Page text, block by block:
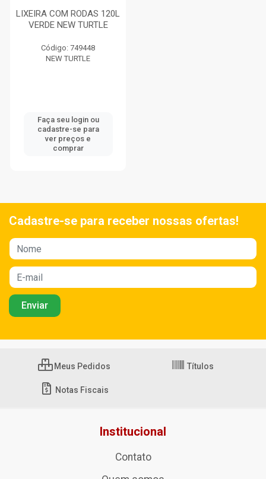
LIXEIRA COM RODAS 120L
VERDE NEW TURTLE
Código: 749448
NEW TURTLE
Faça seu login ou
cadastre-se para
ver preços e
comprar
Cadastre-se para receber nossas ofertas!
Meus Pedidos Títulos
Notas Fiscais
Institucional
Contato